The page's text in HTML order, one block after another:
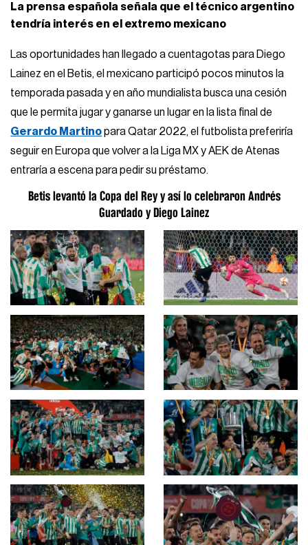
La prensa española señala que el técnico argentino
tendría interés en el extremo mexicano
Las oportunidades han llegado a cuentagotas para Diego
Lainez en el Betis, el mexicano participó pocos minutos la
temporada pasada y en año mundialista busca una cesión
que le permita jugar y ganarse un lugar en la lista final de
Gerardo Martinopara Qatar 2022, el futbolista preferiría
seguir en Europa que volver a la Liga MX y AEK de Atenas
entraría a escena para pedir su préstamo.
Betis levantó la Copa del Rey y así lo celebraron Andrés
Guardado y Diego Lainez